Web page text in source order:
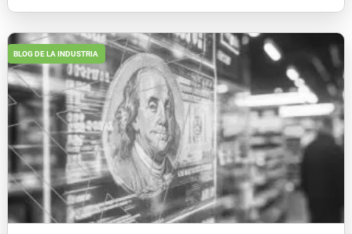
BLOG DE LA INDUSTRIA